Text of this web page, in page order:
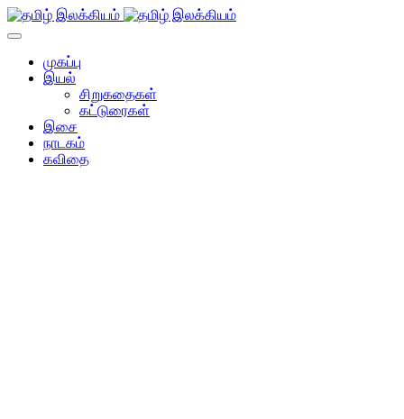
முகப்பு
இயல்
சிறுகதைகள்
கட்டுரைகள்
இசை
நாடகம்
கவிதை